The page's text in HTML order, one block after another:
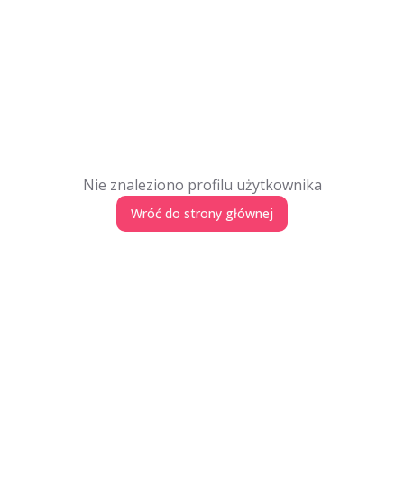
Nie znaleziono profilu użytkownika
Wróć do strony głównej